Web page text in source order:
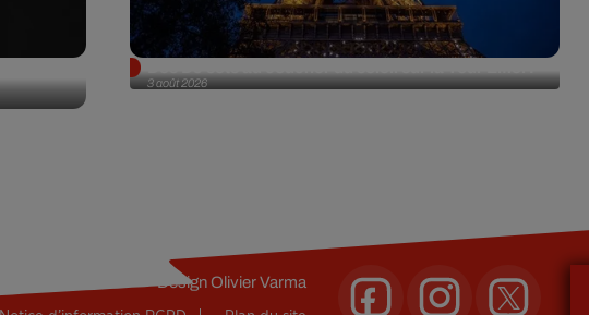
3 août 2026
DesignOlivier Varma